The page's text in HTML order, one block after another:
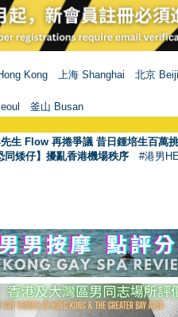
Kong 上海 Shanghai
北京
l 釜山 Busan
生 Flow 再捲爭議 昔日鍾培生百萬
同矮仔】擾亂香港機場秩序 #港男